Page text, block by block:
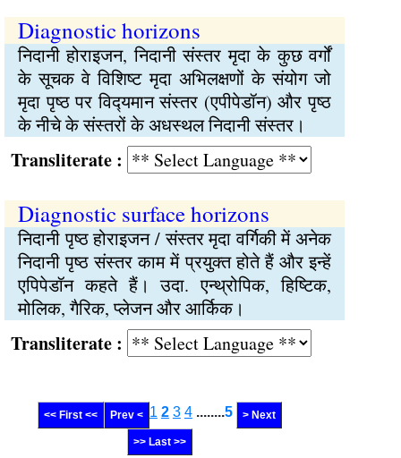
Diagnostic horizons
निदानी होराइजन, निदानी संस्तर मृदा के कुछ वर्गों
के सूचक वे विशिष्‍ट मृदा अभिलक्षणों के संयोग जो
मृदा पृष्‍ठ पर विद्‍यमान संस्तर (एपीपेडॉन) और पृष्‍ठ
के नीचे के संस्तरों के अधस्थल निदानी संस्तर।
:
Diagnostic surface horizons
निदानी पृष्‍ठ होराइजन / संस्तर मृदा वर्गिकी में अनेक
निदानी पृष्‍ठ संस्तर काम में प्रयुक्‍त होते हैं और इन्हें
एपिपेडॉन कहते हैं। उदा. एन्थ्रोपिक, हिष्‍टिक,
मोलिक, गैरिक, प्लेजन और आर्किक।
:
<< First << Prev < 1 2 3 4 ........5 > Next
>> Last >>